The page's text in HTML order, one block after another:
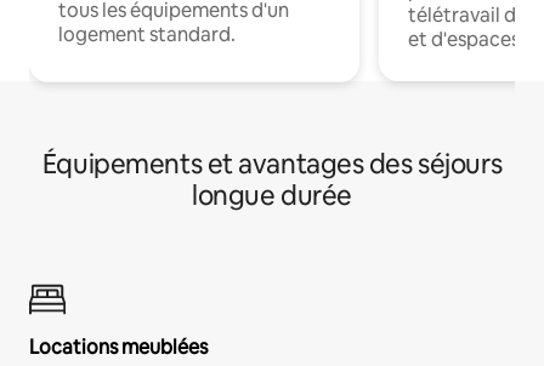
tous les équipements d'un
logement standard.
télétravail
et d'espaces
Équipements et avantages des séjours
longue durée
Locations meublées